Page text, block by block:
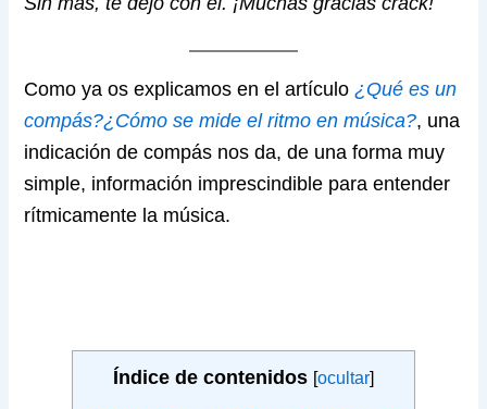
Como ya os explicamos en el artículo¿Qué es un
compás?¿Cómo se mide el ritmo en música?, una
indicación de compás nos da, de una forma muy
simple, información imprescindible para entender
rítmicamente la música.
Índice de contenidos [ocultar]